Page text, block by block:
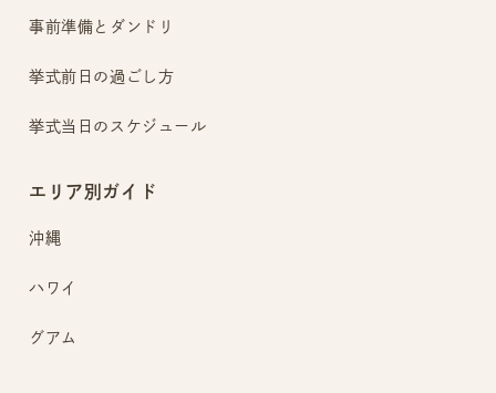
事前準備とダンドリ
挙式前日の過ごし方
挙式当日のスケジュール
エリア別ガイド
沖縄
ハワイ
グアム